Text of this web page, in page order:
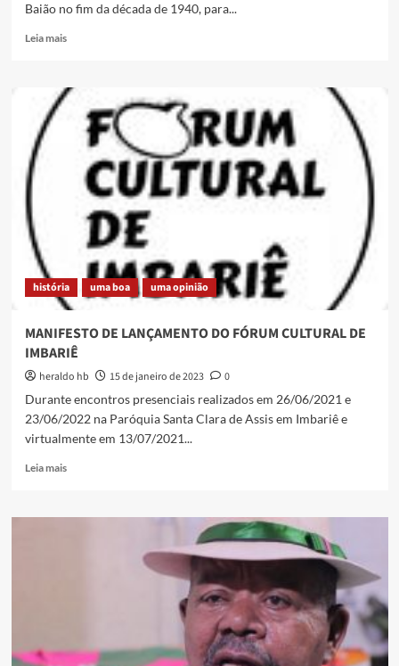
Baião no fim da década de 1940, para...
Leia maisRead
Rancho
comprado
Gonzagão
Santa
Cruz
Serra,
é
habitado
sobrinhas
do
músico
história uma boa uma opinião
MANIFESTO DE LANÇAMENTO DO FÓRUM CULTURAL DE
IMBARIÊ
heraldo hb 15 de janeiro de 2023
0
Durante encontros presenciais realizados em 26/06/2021 e
23/06/2022 na Paróquia Santa Clara de Assis em Imbariê e
virtualmente em 13/07/2021...
Leia maisRead
MANIFESTO